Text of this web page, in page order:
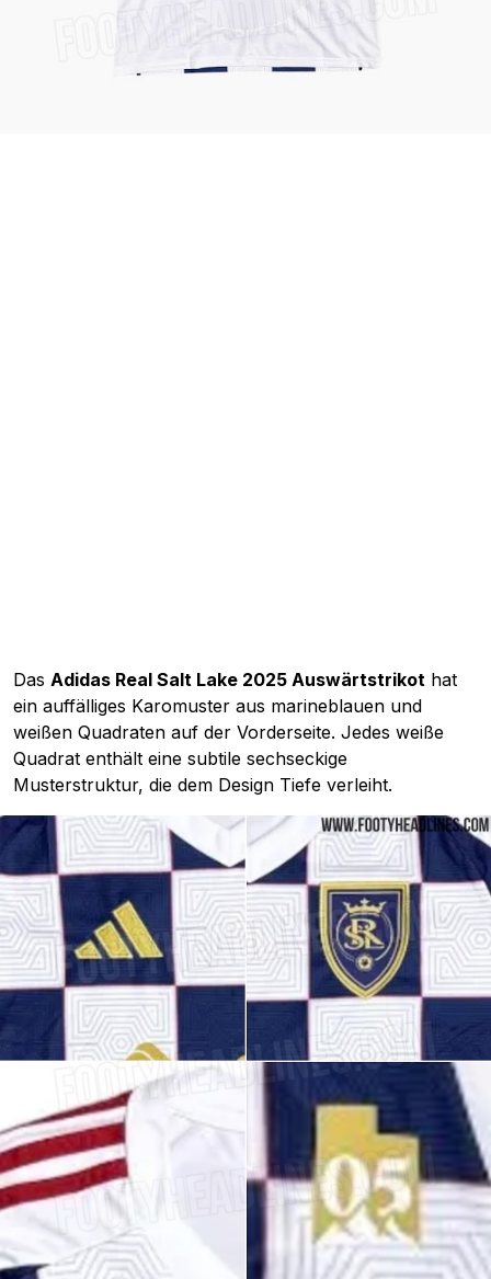
Das Adidas Real Salt Lake 2025 Auswärtstrikot hat
ein auffälliges Karomuster aus marineblauen und
weißen Quadraten auf der Vorderseite. Jedes weiße
Quadrat enthält eine subtile sechseckige
Musterstruktur, die dem Design Tiefe verleiht.